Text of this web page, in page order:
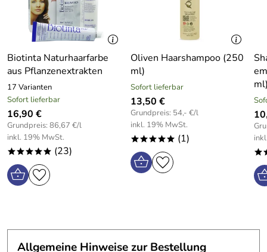
PALMITATE, TOCOPHEROL, CITRIC ACID,
PHENOXYETHANOL, ETHYLHEXYLGLYCERIN,
BENZOPHENONE-1.
Hersteller: Umbria Olii International USA, Inc. , P.O Box
492 Englewood, NJ – 07631 - USA , info@olivellaline.com
seinen
wertvollen
Verbindungen
erforschen:
wird, wird mit dieser einzigartigen
Vision gedacht und erforscht: So
entsteht eine Linie, die Innovation
und Tradition vereint.
Biotinta Naturhaarfarbe
aus Pflanzenextrakten
17 Varianten
Sofort lieferbar
16,90 €
Grundpreis: 86,67 €/l
inkl. 19% MwSt.
***** (23)
Oliven Haarshampoo (250
ml)
Sofort lieferbar
13,50 €
Grundpreis: 54,- €/l
inkl. 19% MwSt.
***** (1)
Allgemeine Hinweise zur Bestellung